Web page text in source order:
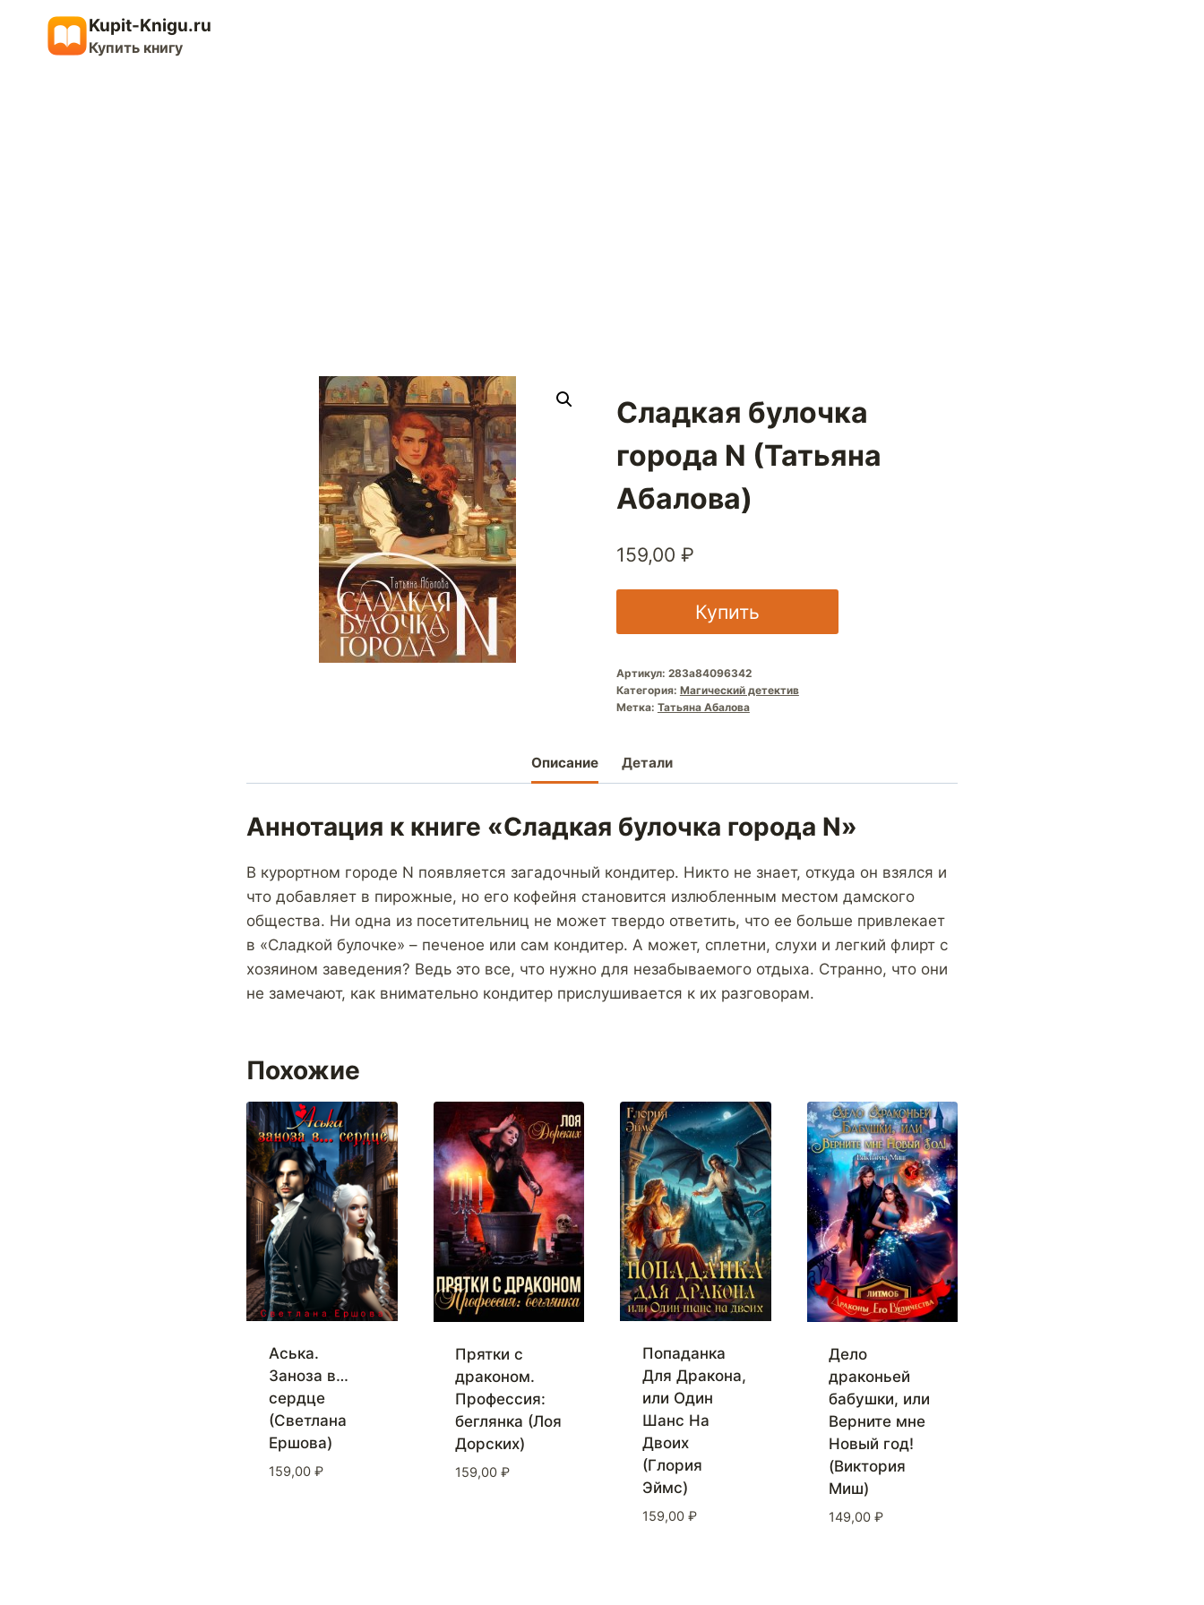
содержимому
Kupit-Knigu.ru
Купить книгу
Сладкая булочка
города N (Татьяна
Абалова)
159,00 ₽
Купить
Артикул: 283a84096342
Категория: Магический детектив
Метка: Татьяна Абалова
Описание Детали
Аннотация к книге «Сладкая булочка города N»
В курортном городе N появляется загадочный кондитер. Никто не знает, откуда он взялся и
что добавляет в пирожные, но его кофейня становится излюбленным местом дамского
общества. Ни одна из посетительниц не может твердо ответить, что ее больше привлекает
в «Сладкой булочке» – печеное или сам кондитер. А может, сплетни, слухи и легкий флирт с
хозяином заведения? Ведь это все, что нужно для незабываемого отдыха. Странно, что они
не замечают, как внимательно кондитер прислушивается к их разговорам.
Похожие
Аська.
Заноза в…
сердце
(Светлана
Ершова)
159,00 ₽
Прятки с
драконом.
Профессия:
беглянка (Лоя
Дорских)
159,00 ₽
Попаданка
Для Дракона,
или Один
Шанс На
Двоих
(Глория
Эймс)
159,00 ₽
Дело
драконьей
бабушки, или
Верните мне
Новый год!
(Виктория
Миш)
149,00 ₽